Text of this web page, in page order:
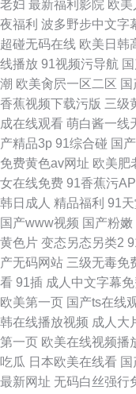
老妇 最新福利影院 欧美
夜福利 波多野步中文字
超碰无码在线 欧美日韩
线播放 91视频污导航
潮 欧美肏屄一区二区
香蕉视频下载污版 三级
成在线观看 萌白酱一线
产精品3p 91综合碰 国
免费黄色av网址 欧美肥
女在线免费 91香蕉污
韩日成人 精品福利 91
国产www视频 国产粉嫩
黄色片 变态另态另类2
产无码网站 三级无毒免
看 91插 成人中文字幕
欧美第一页 国产ts在线
韩在线播放视频 成人大
第一页 欧美在线视频播
吃瓜 日本欧美在线看
最新网址 无码白丝强行